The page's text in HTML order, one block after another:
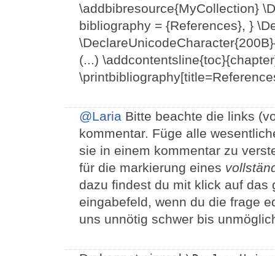
\addbibresource{MyCollection}
bibliography = {References}, }
(...)
@Laria Bitte beachte die links
kommentar. Füge alle
sie in einem kommentar zu
für die markierung eines
dazu findest du mit klick auf das
eingabefeld, wenn du die frage
uns unnötig schwer bis